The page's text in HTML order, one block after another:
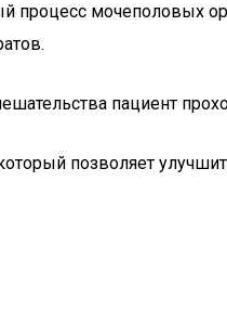
процесс мочеполовых
пациент
позволяет